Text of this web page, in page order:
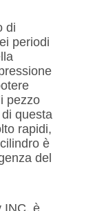
di
periodi
pezzo
questa
rapidi,
è
del